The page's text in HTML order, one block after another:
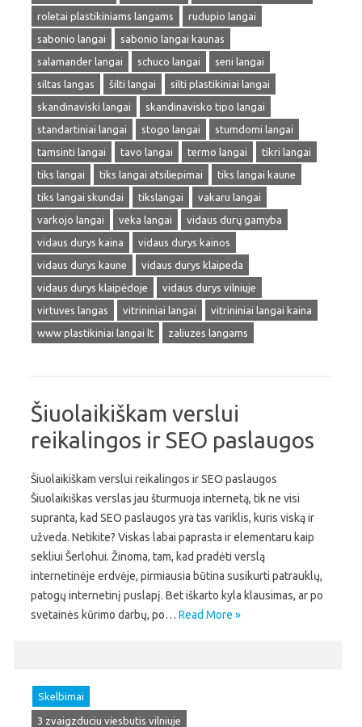
roletai plastikiniams langams
rudupio langai
sabonio langai
sabonio langai kaunas
salamander langai
schuco langai
seni langai
siltas langas
šilti langai
silti plastikiniai langai
skandinaviski langai
skandinavisko tipo langai
standartiniai langai
stogo langai
stumdomi langai
tamsinti langai
tavo langai termo langai
tikri langai
tiks langai
tiks langai atsiliepimai
tiks langai kaune
tiks langai skundai
tikslangai
vakaru langai
varkojo langai
veka langai
vidaus durų gamyba
vidaus durys kaina
vidaus durys kainos
vidaus durys kaune
vidaus durys klaipeda
vidaus durys klaipėdoje
vidaus durys vilniuje
virtuves langas
vitrininiai langai
vitrininiai langai kaina
www plastikiniai langai lt
zaliuzes langams
Šiuolaikiškam verslui
reikalingos ir SEO paslaugos
Šiuolaikiškam verslui reikalingos ir SEO paslaugos
Šiuolaikiškas verslas jau šturmuoja internetą, tik ne visi
supranta, kad SEO paslaugos yra tas variklis, kuris viską ir
užveda. Netikite? Viskas labai paprasta ir elementaru kaip
sekliui Šerlohui. Žinoma, tam, kad pradėti verslą
internetinėje erdvėje, pirmiausia būtina susikurti patrauklų,
patogų internetinį puslapį. Bet iškarto kyla klausimas, ar po
svetainės kūrimo darbų, po… Read More »
Skelbimai
3 zvaigzduciu viesbutis vilniuje